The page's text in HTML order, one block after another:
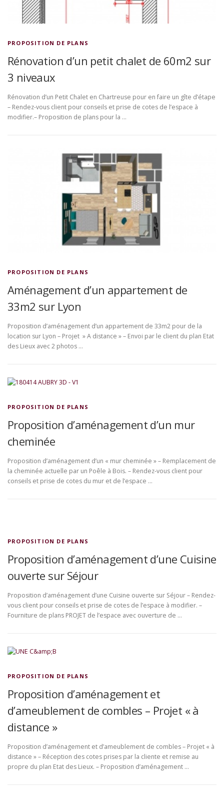
PROPOSITION DE PLANS
Rénovation d’un petit chalet de 60m2 sur
3 niveaux
Rénovation d’un Petit Chalet en Chartreuse pour en faire un gîte d’étape
– Rendez-vous client pour conseils et prise de cotes de l’espace à
modifier.– Proposition de plans pour la …
PROPOSITION DE PLANS
Aménagement d’un appartement de
33m2 sur Lyon
Proposition d’aménagement d’un appartement de 33m2 pour de la
location sur Lyon – Projet » A distance » – Envoi par le client du plan Etat
des Lieux avec 2 photos …
PROPOSITION DE PLANS
Proposition d’aménagement d’un mur
cheminée
Proposition d’aménagement d’un « mur cheminée » – Remplacement de
la cheminée actuelle par un Poêle à Bois. – Rendez-vous client pour
conseils et prise de cotes du mur et de l’espace …
PROPOSITION DE PLANS
Proposition d’aménagement d’une Cuisine
ouverte sur Séjour
Proposition d’aménagement d’une Cuisine ouverte sur Séjour – Rendez-
vous client pour conseils et prise de cotes de l’espace à modifier. –
Fourniture de plans PROJET de l’espace avec ouverture de …
PROPOSITION DE PLANS
Proposition d’aménagement et
d’ameublement de combles – Projet « à
distance »
Proposition d’aménagement et d’ameublement de combles – Projet « à
distance » – Réception des cotes prises par la cliente et remise au
propre du plan Etat des Lieux. – Proposition d’aménagement …